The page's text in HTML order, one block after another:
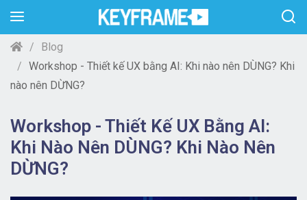
Blog
Workshop - Thiết kế UX bằng AI: Khi nào nên DÙNG? Khi
nào nên DỪNG?
Workshop - Thiết Kế UX Bằng AI:
Khi Nào Nên DÙNG? Khi Nào Nên
DỪNG?